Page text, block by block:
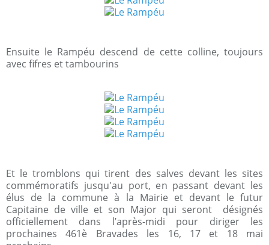
Ensuite le Rampéu descend de cette colline, toujours
avec fifres et tambourins
Et le tromblons qui tirent des salves devant les sites
commémoratifs jusqu'au port, en passant devant les
élus de la commune à la Mairie et devant le futur
Capitaine de ville et son Major qui seront désignés
officiellement dans l’après-midi pour diriger les
prochaines 461è Bravades les 16, 17 et 18 mai